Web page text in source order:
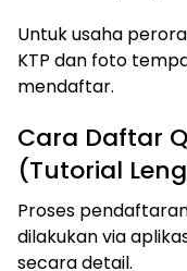
Untuk usaha
KTP dan foto
mendaftar.
Cara Daftar
(Tutorial
Proses
dilakukan via
secara detail.